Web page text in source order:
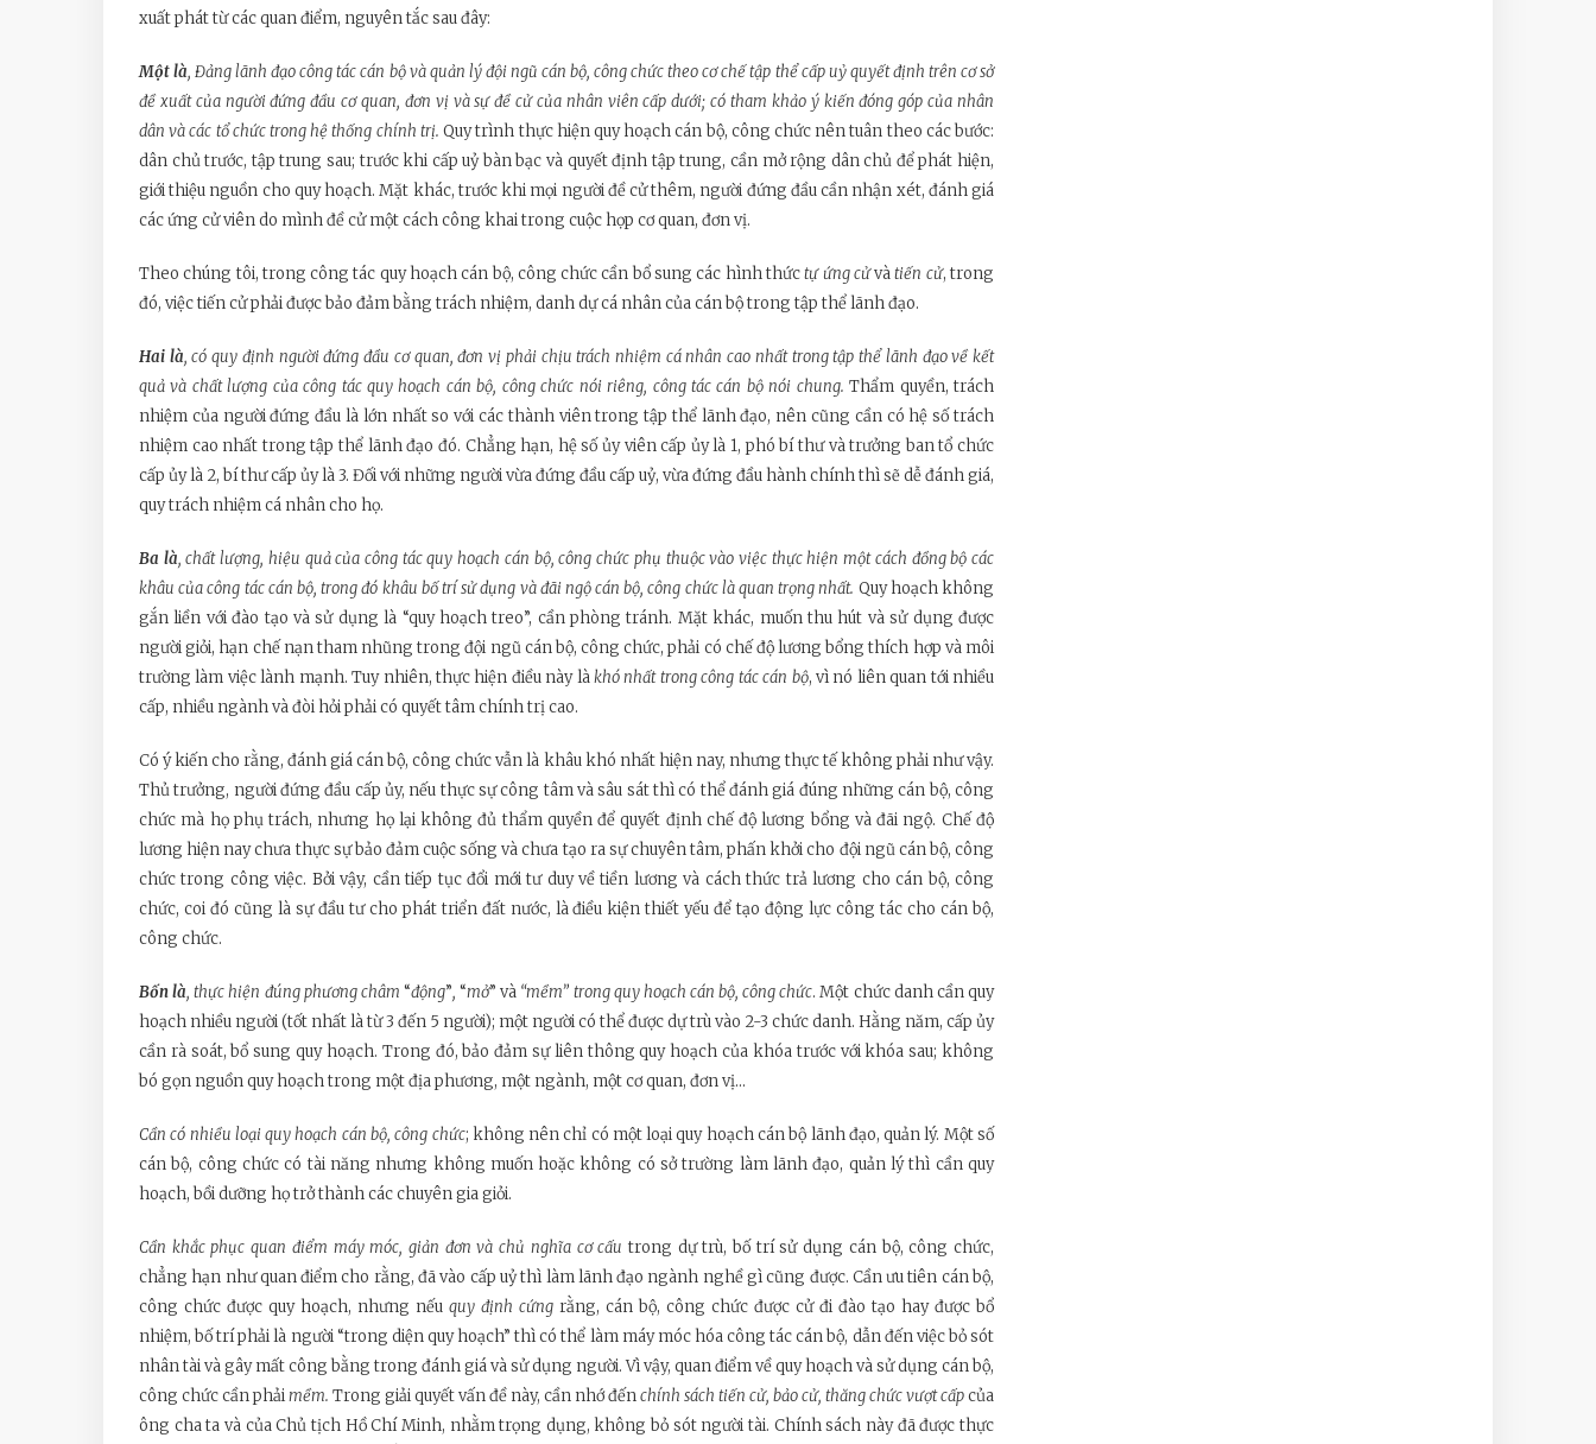
xuất phát từ các quan điểm, nguyên tắc sau đây:
Một là, Đảng lãnh đạo công tác cán bộ và quản lý đội ngũ cán bộ, công chức theo cơ chế tập thể cấp uỷ quyết định trên cơ sở
đề xuất của người đứng đầu cơ quan, đơn vị và sự đề cử của nhân viên cấp dưới; có tham khảo ý kiến đóng góp của nhân
dân và các tổ chức trong hệ thống chính trị.Quy trình thực hiện quy hoạch cán bộ, công chức nên tuân theo các bước:
dân chủ trước, tập trung sau; trước khi cấp uỷ bàn bạc và quyết định tập trung, cần mở rộng dân chủ để phát hiện,
giới thiệu nguồn cho quy hoạch. Mặt khác, trước khi mọi người đề cử thêm, người đứng đầu cần nhận xét, đánh giá
các ứng cử viên do mình đề cử một cách công khai trong cuộc họp cơ quan, đơn vị.
Theo chúng tôi, trong công tác quy hoạch cán bộ, công chức cần bổ sung các hình thứctự ứng cửvàtiến cử, trong
đó, việc tiến cử phải được bảo đảm bằng trách nhiệm, danh dự cá nhân của cán bộ trong tập thể lãnh đạo.
Hai là, có quy định người đứng đầu cơ quan, đơn vị phải chịu trách nhiệm cá nhân cao nhất trong tập thể lãnh đạo về kết
quả và chất lượng của công tác quy hoạch cán bộ, công chức nói riêng, công tác cán bộ nói chung.Thẩm quyền, trách
nhiệm của người đứng đầu là lớn nhất so với các thành viên trong tập thể lãnh đạo, nên cũng cần có hệ số trách
nhiệm cao nhất trong tập thể lãnh đạo đó. Chẳng hạn, hệ số ủy viên cấp ủy là 1, phó bí thư và trưởng ban tổ chức
cấp ủy là 2, bí thư cấp ủy là 3. Đối với những người vừa đứng đầu cấp uỷ, vừa đứng đầu hành chính thì sẽ dễ đánh giá,
quy trách nhiệm cá nhân cho họ.
Ba là, chất lượng, hiệu quả của công tác quy hoạch cán bộ, công chức phụ thuộc vào việc thực hiện một cách đồng bộ các
khâu của công tác cán bộ, trong đó khâu bố trí sử dụng và đãi ngộ cán bộ, công chức là quan trọng nhất. Quy hoạch không
gắn liền với đào tạo và sử dụng là “quy hoạch treo”, cần phòng tránh. Mặt khác, muốn thu hút và sử dụng được
người giỏi, hạn chế nạn tham nhũng trong đội ngũ cán bộ, công chức, phải có chế độ lương bổng thích hợp và môi
trường làm việc lành mạnh. Tuy nhiên, thực hiện điều này làkhó nhất trong công tác cán bộ, vì nó liên quan tới nhiều
cấp, nhiều ngành và đòi hỏi phải có quyết tâm chính trị cao.
Có ý kiến cho rằng, đánh giá cán bộ, công chức vẫn là khâu khó nhất hiện nay, nhưng thực tế không phải như vậy.
Thủ trưởng, người đứng đầu cấp ủy, nếu thực sự công tâm và sâu sát thì có thể đánh giá đúng những cán bộ, công
chức mà họ phụ trách, nhưng họ lại không đủ thẩm quyền để quyết định chế độ lương bổng và đãi ngộ. Chế độ
lương hiện nay chưa thực sự bảo đảm cuộc sống và chưa tạo ra sự chuyên tâm, phấn khởi cho đội ngũ cán bộ, công
chức trong công việc. Bởi vậy, cần tiếp tục đổi mới tư duy về tiền lương và cách thức trả lương cho cán bộ, công
chức, coi đó cũng là sự đầu tư cho phát triển đất nước, là điều kiện thiết yếu để tạo động lực công tác cho cán bộ,
công chức.
Bốn là, thực hiện đúng phương châm “động”, “mở” và “mềm” trong quy hoạch cán bộ, công chức. Một chức danhcần quy
hoạch nhiều người (tốt nhất là từ 3 đến 5 người); một người có thể được dự trù vào 2-3 chức danh. Hằng năm, cấp ủy
cần rà soát, bổ sung quy hoạch. Trong đó, bảo đảm sự liên thông quy hoạch của khóa trước với khóa sau; không
bó gọn nguồn quy hoạch trong một địa phương, một ngành, một cơ quan, đơn vị...
Cần có nhiều loại quy hoạch cán bộ, công chức; không nên chỉ có một loại quy hoạch cán bộ lãnh đạo, quản lý. Một số
cán bộ, công chức có tài năng nhưng không muốn hoặc không có sở trường làm lãnh đạo, quản lý thì cần quy
hoạch, bồi dưỡng họ trở thành các chuyên gia giỏi.
Cần khắc phục quan điểm máy móc, giản đơn và chủ nghĩa cơ cấu trong dự trù, bố trí sử dụng cán bộ, công chức,
chẳng hạn như quan điểm cho rằng, đã vào cấp uỷ thì làm lãnh đạo ngành nghề gì cũng được. Cần ưu tiên cán bộ,
công chức được quy hoạch, nhưng nếu quy định cứng rằng, cán bộ, công chức được cử đi đào tạo hay được bổ
nhiệm, bố trí phải là người “trong diện quy hoạch” thì có thể làm máy móc hóa công tác cán bộ, dẫn đến việc bỏ sót
nhân tài và gây mất công bằng trong đánh giá và sử dụng người. Vì vậy, quan điểm về quy hoạch và sử dụng cán bộ,
công chức cần phảimềm. Trong giải quyết vấn đề này, cần nhớ đếnchính sách tiến cử, bảo cử, thăng chức vượtcấpcủa
ông cha ta và của Chủ tịch Hồ Chí Minh, nhằm trọng dụng, không bỏ sót người tài. Chính sách này đã được thực